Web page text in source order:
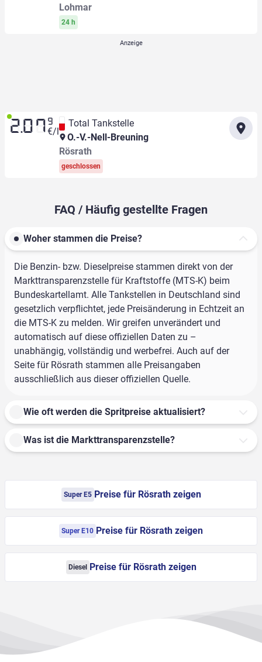
Lohmar
24 h
2.07 9
€/l
Total Tankstelle
O.-V.-Nell-Breuning
Rösrath
geschlossen
FAQ / Häufig gestellte Fragen
Woher stammen die Preise?
Die Benzin- bzw. Dieselpreise stammen direkt von der
Markttransparenzstelle für Kraftstoffe (MTS-K) beim
Bundeskartellamt. Alle Tankstellen in Deutschland sind
gesetzlich verpflichtet, jede Preisänderung in Echtzeit an
die MTS-K zu melden. Wir greifen unverändert und
automatisch auf diese offiziellen Daten zu –
unabhängig, vollständig und werbefrei. Auch auf der
Seite für Rösrath stammen alle Preisangaben
ausschließlich aus dieser offiziellen Quelle.
Wie oft werden die Spritpreise aktualisiert?
Was ist die Markttransparenzstelle?
Super E5 Preise für Rösrath zeigen
Super E10 Preise für Rösrath zeigen
Diesel Preise für Rösrath zeigen